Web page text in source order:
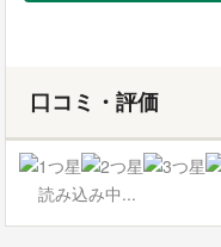
口コミ・評価
読み込み中...